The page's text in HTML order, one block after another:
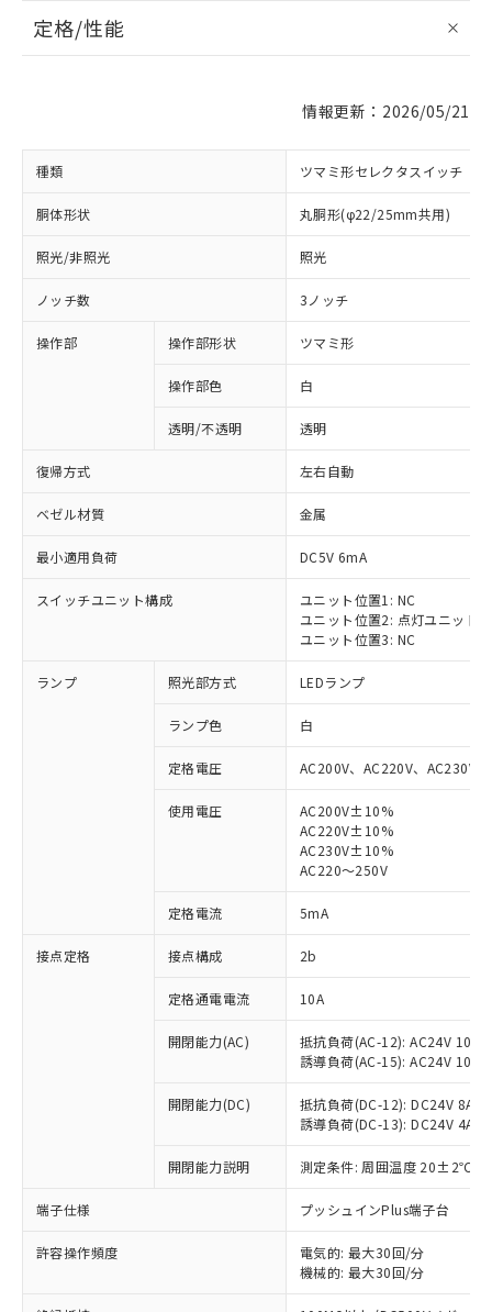
定格/性能
情報更新：2026/05/21
種類 ツマミ形セレクタスイッチ
胴体形状 丸胴形(φ22/25mm共用)
照光/非照光 照光
ノッチ数 3ノッチ
操作部 操作部形状 ツマミ形
操作部色 白
透明/不透明 透明
復帰方式 左右自動
ベゼル材質 金属
最小適用負荷 DC5V 6mA
スイッチユニット構成
ユニット位置1: NC
ユニット位置2: 点灯ユニット
ユニット位置3: NC
ランプ 照光部方式 LEDランプ
ランプ色 白
定格電圧 AC200V、AC220V、AC230V
使用電圧
AC200V±10%
AC220V±10%
AC230V±10%
AC220～250V
定格電流 5mA
接点定格 接点構成 2b
定格通電電流 10A
開閉能力(AC)
抵抗負荷(AC-12): AC24V 10A/
誘導負荷(AC-15): AC24V
開閉能力(DC)
抵抗負荷(DC-12): DC24V 8A/
誘導負荷(DC-13): DC24V 4A/
開閉能力説明 測定条件: 周囲温度 20±2℃、
端子仕様 プッシュインPlus端子台
許容操作頻度
電気的: 最大30回/分
機械的: 最大30回/分
ご利用条件
以下の条件をお読みいただき、同意のうえ
ご利用ください。
本サービスは、当社制御機器事業取扱
商品の当社在庫状況および標準価格
(税抜)を提供させていただくもので
当社制御機器事業取扱商品の中には、
ことをご了承ください。
在庫状況および標準価格照会結果は、
記載している更新日時点での社内デー
タに基づき作成されるものであり、閲
※1 対応状況
対応済み：EU RoHS指令（10物質）の
非含有に対応した製品が提供可能な商品で
対応予定：EU RoHS指令（10物質）の非含
有に対応した製品に切り替える予定のある
対応予定なし：EU RoHS指令（10物質）の
非含有に非対応の商品で、対応品を出す予
定はありません。
調査・確認中：EU RoHS指令（10物質）の
非含有の対応状況を調査中または確認中の
非該当品：ライセンス料など無形物で、有
害物質有無と関係のない商品です。
仕入先様の事情により、非含有部品として
いたものが、含有品と判明した場合などや
むを得ず変更することがあります。
鉛(Pb) 1000ppm以下、 水銀(Hg) 1000ppm以下、 カド
※1 中国RoHS○×表
「○」：最大均質材料含有率が中国RoHSの
基準値以下であることを示します。
「×」：最大均質材料含有率が中国RoHSの
基準値を超えていることを示します。
「－」：未確認です。当社販売部門へお問
い合わせください。
*中国RoHS10物質の基準値 (GB/T26572)：
当社は、これら貴社製品のうち、外国
為替および外国貿易法に定める商品
（以下｢規制貨物等」という）を輸出
または国外への提供する場合は、日本
国政府の輸出許可(または役務取引許